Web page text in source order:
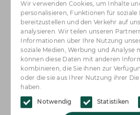
Wir verwenden Cookies, um Inhalte
personalisieren, Funktionen für soziale
bereitzustellen und den Verkehr auf
analysieren. Wir teilen unseren
Informationen über Ihre Nutzung
soziale Medien, Werbung und Analyse
können diese Daten mit anderen
kombinieren, die Sie ihnen zur
oder die sie aus Ihrer Nutzung ihrer
haben.
Notwendig Statistiken
Zwecken verkauft oder an
es sei denn, Sie erteilen hierzu
ausdrückliche Zustimmung.
Kekse
Ein Cookie ist eine kleine
ersten Besuch dieser Website
Computer, Tablet oder
wird. Sie können diese Cookies